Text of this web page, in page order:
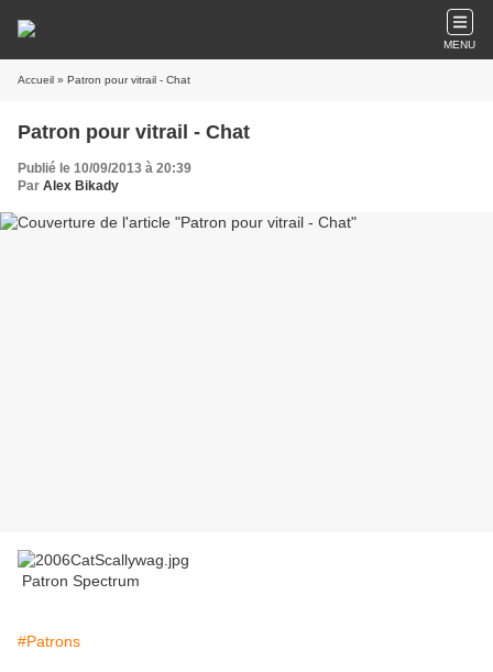
MENU
Accueil » Patron pour vitrail - Chat
Patron pour vitrail - Chat
Publié le 10/09/2013 à 20:39
Par Alex Bikady
Patron Spectrum
#Patrons